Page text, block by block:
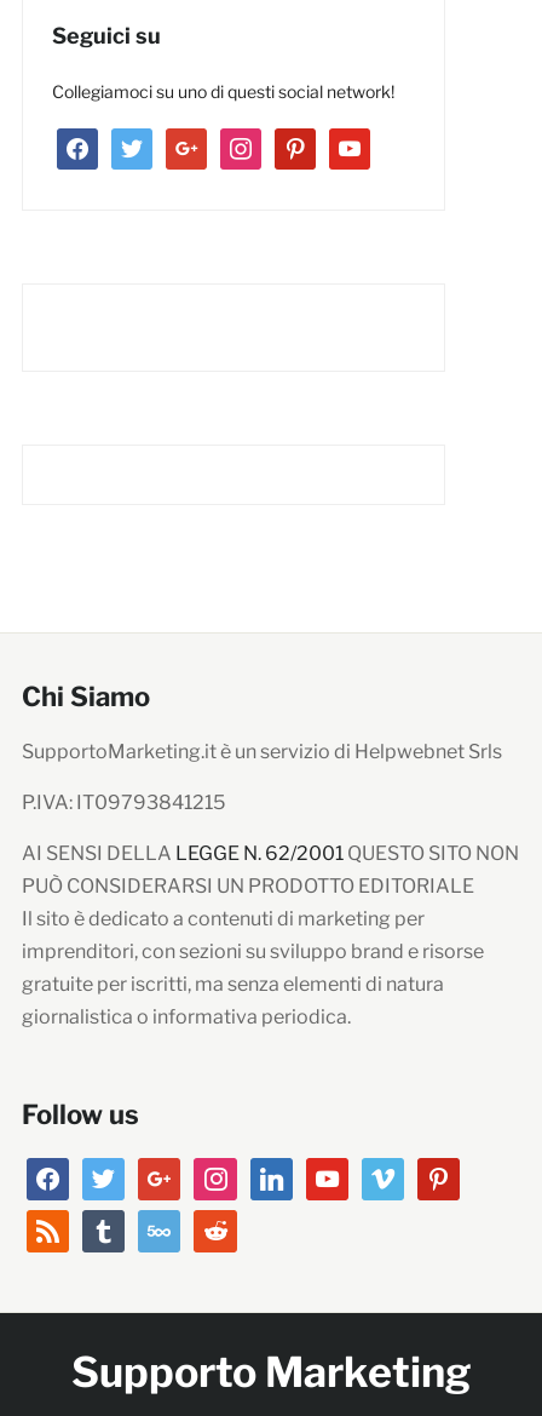
Seguici su
Collegiamoci su uno di questi social network!
facebooktwitter google instagrampinterestyoutube
Chi Siamo
SupportoMarketing.it è un servizio di Helpwebnet Srls
P.IVA: IT09793841215
AI SENSI DELLA LEGGE N. 62/2001QUESTO SITO NON
PUÒ CONSIDERARSI UN PRODOTTO EDITORIALE
Il sito è dedicato a contenuti di marketing per
imprenditori, con sezioni su sviluppo brand e risorse
gratuite per iscritti, ma senza elementi di natura
giornalistica o informativa periodica.
Follow us
facebooktwitter google instagramlinkedinyoutubevimeo pinterest
rss tumblr 500px reddit
Supporto Marketing